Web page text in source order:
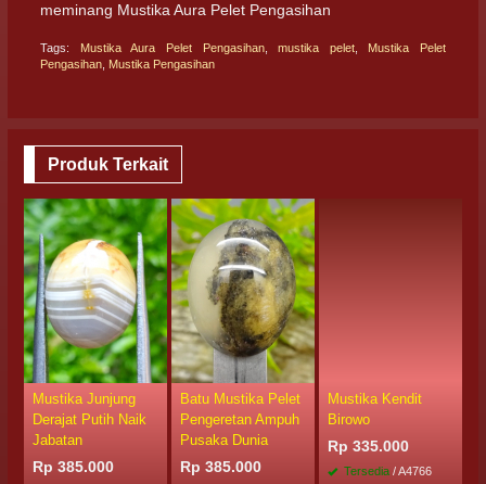
meminang Mustika Aura Pelet Pengasihan
Tags: Mustika Aura Pelet Pengasihan,mustika pelet, Mustika Pelet
Pengasihan Mustika Pengasihan
Produk Terkait
Mustika Junjung
Derajat Putih Naik
Jabatan
Rp 385.000
Batu Mustika Pelet
Pengeretan Ampuh
Pusaka Dunia
Rp 385.000
Mustika Kendit
Birowo
Rp 335.000
Tersedia / A4766